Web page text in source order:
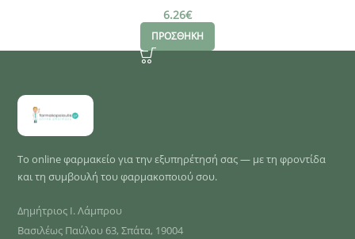
6.26€
ΠΡΟΣΘΗΚΗ
Το online φαρμακείο για την εξυπηρέτησή σας — με τη φροντίδα
και τη συμβουλή του φαρμακοποιού σου.
Δημήτριος Ι. Λάμπρου
Βασιλέως Παύλου 63, Σπάτα, 19004